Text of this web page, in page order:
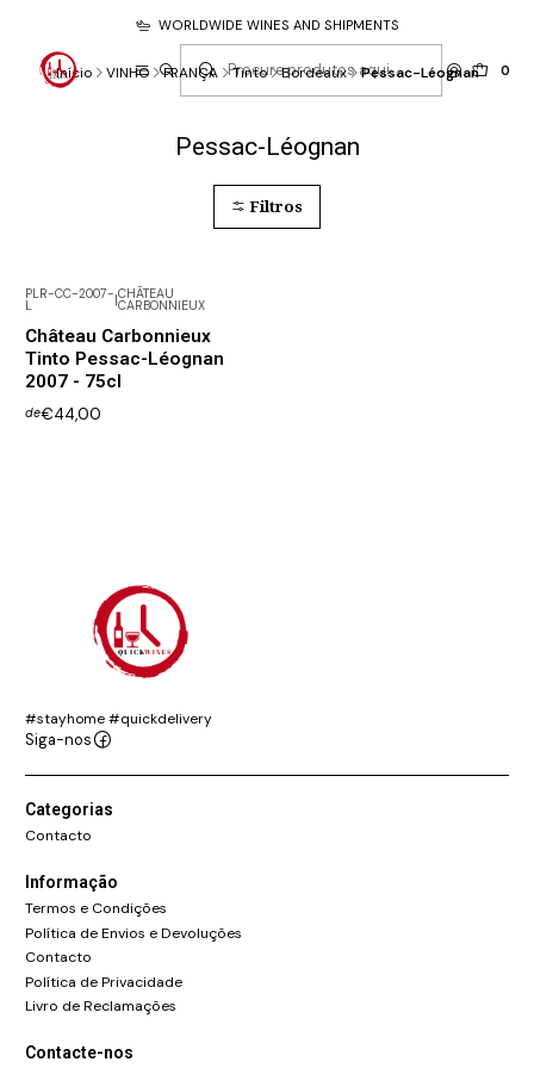
0
WORLDWIDE WINES AND SHIPMENTS
Início VINHO FRANÇA Tinto Bordeaux Pessac-Léognan
Pessac-Léognan
Filtros
PLR-CC-2007-
L |CHÂTEAU
CARBONNIEUX
Château Carbonnieux
Tinto Pessac-Léognan
2007 - 75cl
de€44,00
#stayhome #quickdelivery
Siga-nos
Categorias
Contacto
Informação
Termos e Condições
Política de Envios e Devoluções
Contacto
Política de Privacidade
Livro de Reclamações
Contacte-nos